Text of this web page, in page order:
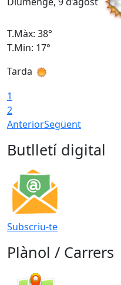
T.Màx: 38°
T.Min: 17°
Tarda
1
2
AnteriorSegüent
Butlletí digital
Subscriu-te
Plànol / Carrers